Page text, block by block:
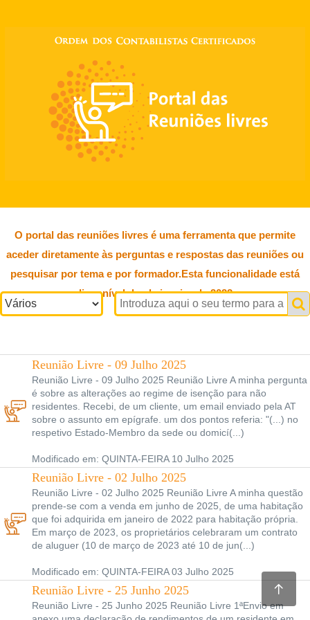
O portal das reuniões livres é uma ferramenta que permite
aceder diretamente às perguntas e respostas das reuniões ou
pesquisar por tema e por formador.Esta funcionalidade está
disponível desde janeiro de 2022.
Reunião Livre - 09 Julho 2025
Reunião Livre - 09 Julho 2025 Reunião Livre A minha pergunta
é sobre as alterações ao regime de isenção para não
residentes. Recebi, de um cliente, um email enviado pela AT
sobre o assunto em epígrafe. um dos pontos referia: "(...) no
respetivo Estado-Membro da sede ou domicí(...)
Modificado em: QUINTA-FEIRA 10 Julho 2025
Reunião Livre - 02 Julho 2025
Reunião Livre - 02 Julho 2025 Reunião Livre A minha questão
prende-se com a venda em junho de 2025, de uma habitação
que foi adquirida em janeiro de 2022 para habitação própria.
Em março de 2023, os proprietários celebraram um contrato
de aluguer (10 de março de 2023 até 10 de jun(...)
Modificado em: QUINTA-FEIRA 03 Julho 2025
Reunião Livre - 25 Junho 2025
Reunião Livre - 25 Junho 2025 Reunião Livre 1ªEnvio em